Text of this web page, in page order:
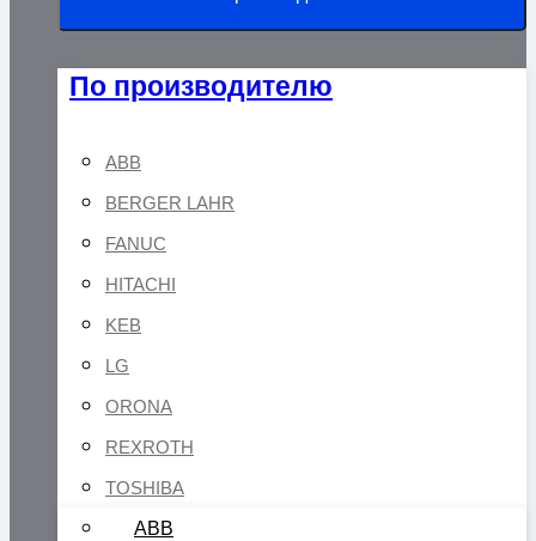
По производителю
ABB
BERGER LAHR
FANUC
HITACHI
KEB
LG
ORONA
REXROTH
TOSHIBA
ABB